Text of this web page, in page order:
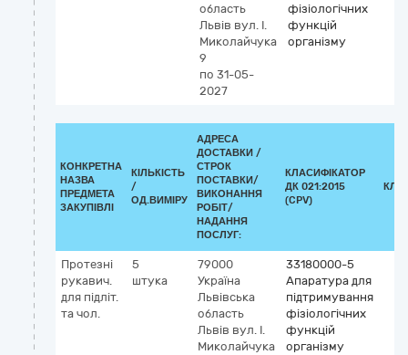
область
Львів вул. І.
Миколайчука
9
по 31-05-
2027
фізіологічних
функцій
організму
КОНКРЕТНА
НАЗВА
ПРЕДМЕТА
ЗАКУПІВЛІ
КІЛЬКІСТЬ
/
ОД.ВИМІРУ
АДРЕСА
ДОСТАВКИ /
СТРОК
ПОСТАВКИ/
ВИКОНАННЯ
РОБІТ/
НАДАННЯ
ПОСЛУГ:
КЛАСИФІКАТОР
ДК 021:2015
(CPV)
Протезні
рукавич.
для підліт.
та чол.
5
штука
79000
Україна
Львівська
область
Львів вул. І.
Миколайчука
33180000-5
Апаратура для
підтримування
фізіологічних
функцій
організму